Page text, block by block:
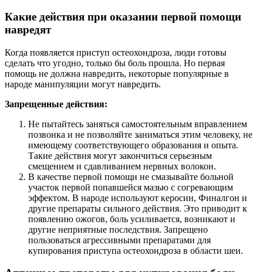
Какие действия при оказании первой помощи
навредят
Когда появляется приступ остеохондроза, люди готовы
сделать что угодно, только бы боль прошла. Но первая
помощь не должна навредить, некоторые популярные в
народе манипуляции могут навредить.
Запрещенные действия:
Не пытайтесь заняться самостоятельным вправлением
позвонка и не позволяйте заниматься этим человеку, не
имеющему соответствующего образования и опыта.
Такие действия могут закончиться серьезным
смещением и сдавливанием нервных волокон.
В качестве первой помощи не смазывайте больной
участок первой попавшейся мазью с согревающим
эффектом. В народе используют керосин, Финалгон и
другие препараты сильного действия. Это приводит к
появлению ожогов, боль усиливается, возникают и
другие неприятные последствия. Запрещено
пользоваться агрессивными препаратами для
купирования приступа остеохондроза в области шеи.